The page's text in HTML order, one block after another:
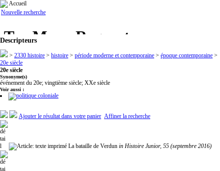
Accueil
Nouvelle recherche
Descripteurs
> 2330 histoire > histoire > période moderne et contemporaine > époque contemporaine >
20e siècle
20e siècle
Synonyme(s)
événement du 20e; vingtième siècle; XXe siècle
Voir aussi :
politique coloniale
Ajouter le résultat dans votre panier Affiner la recherche
La bataille de Verdun in Histoire Junior, 55 (septembre 2016)